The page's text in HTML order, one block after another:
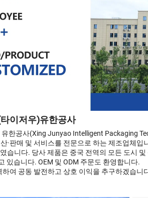
이저우)유한공사
한공사(Xing Junyao Intelligent Packaging
·판매 및 서비스를 전문으로 하는 제조업체
습니다. 당사 제품은 중국 전역의 모든 도시
있습니다. OEM 및 ODM 주문도 환영합니다.
여 공동 발전하고 상호 이익을 추구하겠습니